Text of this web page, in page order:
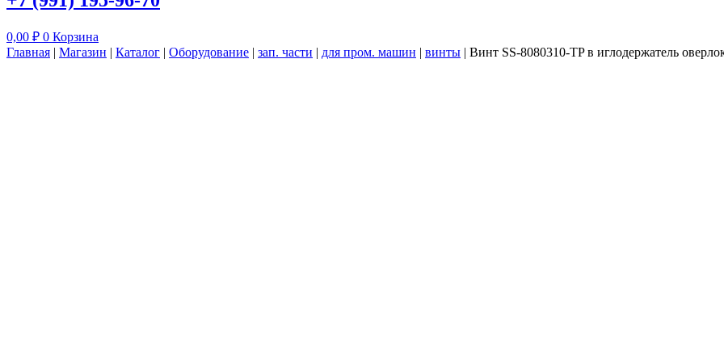
0,00 ₽ 0 Корзина
Главная | Магазин | Каталог | Оборудование | зап. части | для пром. машин | винты | Винт SS-8080310-ТP в иглодержатель